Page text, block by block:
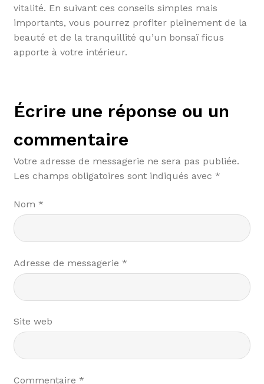
vitalité. En suivant ces conseils simples mais
importants, vous pourrez profiter pleinement de la
beauté et de la tranquillité qu’un bonsaï ficus
apporte à votre intérieur.
Écrire une réponse ou un
commentaire
Votre adresse de messagerie ne sera pas publiée.
Les champs obligatoires sont indiqués avec *
Nom *
Adresse de messagerie *
Site web
Commentaire *